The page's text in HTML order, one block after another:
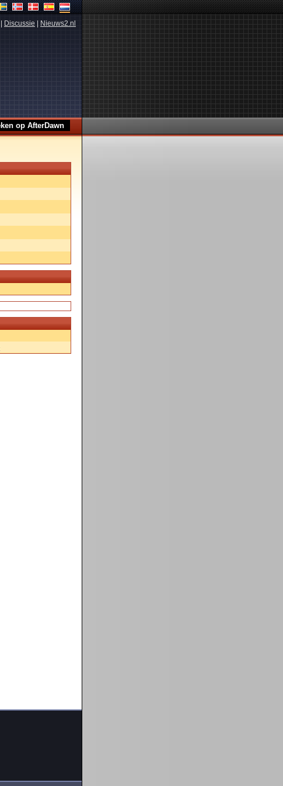
Discussie Nieuws2.nl